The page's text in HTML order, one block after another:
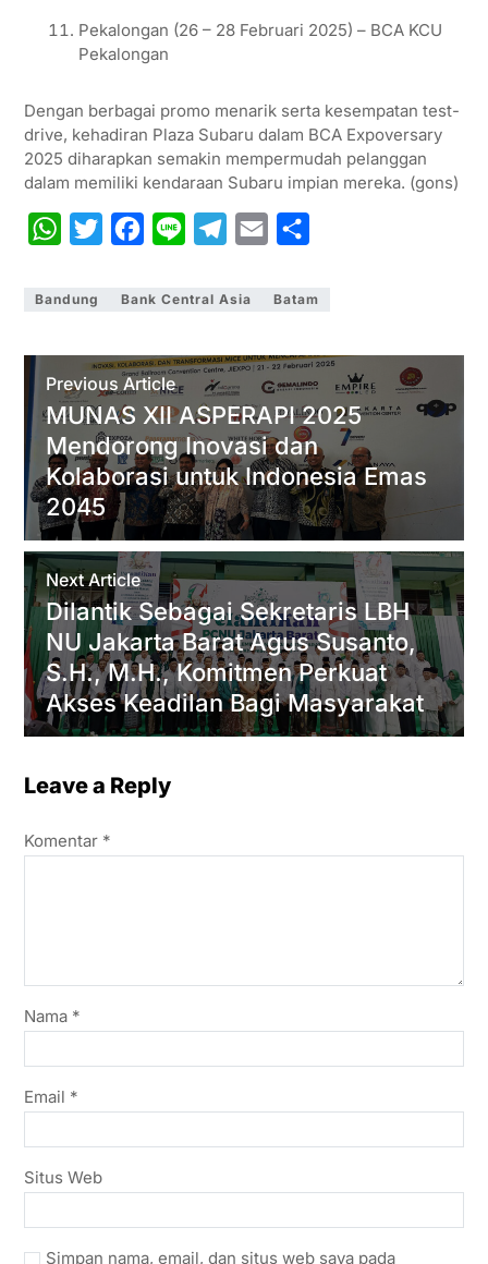
Pekalongan (26 – 28 Februari 2025) – BCA KCU
Pekalongan
Dengan berbagai promo menarik serta kesempatan test-
drive, kehadiran Plaza Subaru dalam BCA Expoversary
2025 diharapkan semakin mempermudah pelanggan
dalam memiliki kendaraan Subaru impian mereka. (gons)
W
a
s
A
p
p
t
e
r
c
b
o
o
k
n
l
g
r
a
m
a
l
a
e
Bandung Bank Central Asia Batam
Previous Article
MUNAS XII ASPERAPI 2025
Mendorong Inovasi dan
Kolaborasi untuk Indonesia Emas
2045
Next Article
Dilantik Sebagai Sekretaris LBH
NU Jakarta Barat Agus Susanto,
S.H., M.H., Komitmen Perkuat
Akses Keadilan Bagi Masyarakat
Leave a Reply
Komentar *
Nama *
Email *
Situs Web
Simpan nama, email, dan situs web saya pada